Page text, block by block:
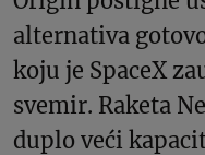
alternativa
koju je SpaceX
svemir. Raketa
duplo veći